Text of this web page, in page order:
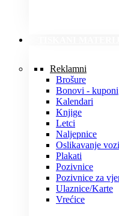
Reklamni
Brošure
Bonovi - kuponi
Kalendari
Knjige
Letci
Naljepnice
Oslikavanje
Plakati
Pozivnice
Pozivnice za
Ulaznice/Karte
Vrećice